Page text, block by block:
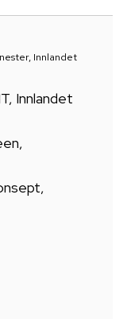
Innlandet
Innlandet